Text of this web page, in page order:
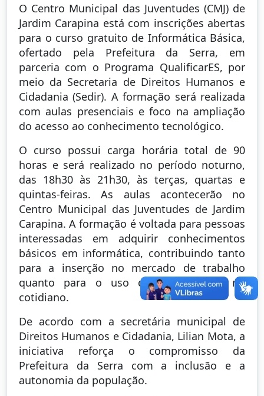
O Centro Municipal das Juventudes (CMJ) de
Jardim Carapina está com inscrições abertas
para o curso gratuito de Informática Básica,
ofertado pela Prefeitura da Serra, em
parceria com o Programa QualificarES, por
meio da Secretaria de Direitos Humanos e
Cidadania (Sedir). A formação será realizada
com aulas presenciais e foco na ampliação
do acesso ao conhecimento tecnológico.
O curso possui carga horária total de 90
horas e será realizado no período noturno,
das 18h30 às 21h30, às terças, quartas e
quintas-feiras. As aulas acontecerão no
Centro Municipal das Juventudes de Jardim
Carapina. A formação é voltada para pessoas
interessadas em adquirir conhecimentos
básicos em informática, contribuindo tanto
para a inserção no mercado de trabalho
quanto para o uso das tecnologias no
cotidiano.
De acordo com a secretária municipal de
Direitos Humanos e Cidadania, Lilian Mota, a
iniciativa reforça o compromisso da
Prefeitura da Serra com a inclusão e a
autonomia da população.